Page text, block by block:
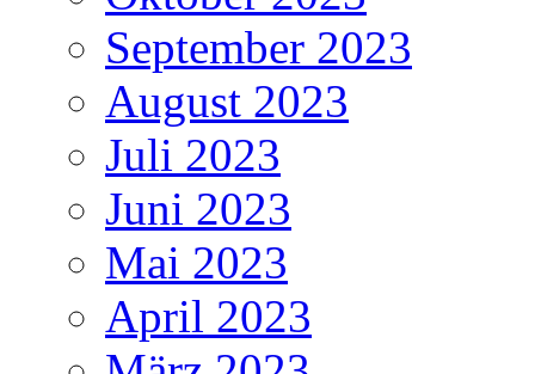
September 2023
August 2023
Juli 2023
Juni 2023
Mai 2023
April 2023